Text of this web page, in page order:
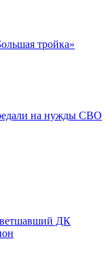
тройка»
на нужды СВО
ДК